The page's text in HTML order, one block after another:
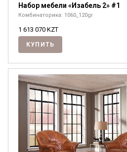
Набор мебели «Изабель 2» #1
Комбинаторика: 1060_120gr
1 613 070 KZT
КУПИТЬ